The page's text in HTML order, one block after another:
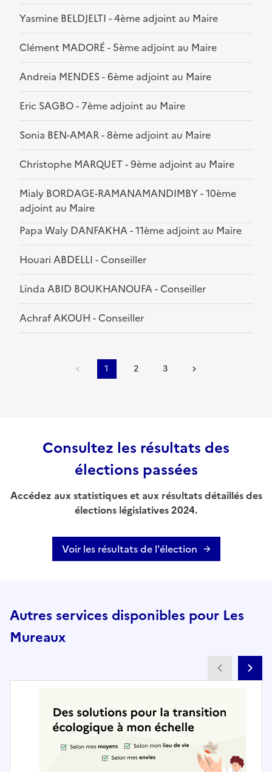
Yasmine BELDJELTI - 4ème adjoint au Maire
Clément MADORÉ - 5ème adjoint au Maire
Andreia MENDES - 6ème adjoint au Maire
Eric SAGBO - 7ème adjoint au Maire
Sonia BEN-AMAR - 8ème adjoint au Maire
Christophe MARQUET - 9ème adjoint au Maire
Mialy BORDAGE-RAMANAMANDIMBY - 10ème
adjoint au Maire
Papa Waly DANFAKHA - 11ème adjoint au Maire
Houari ABDELLI - Conseiller
Linda ABID BOUKHANOUFA - Conseiller
Achraf AKOUH - Conseiller
1 2 3
Consultez les résultats des
élections passées
Accédez aux statistiques et aux résultats détaillés des
élections législatives 2024.
Voir les résultats de l'élection
Autres services disponibles pour Les
Mureaux